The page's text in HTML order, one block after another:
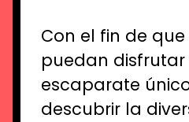
Con el fin de
puedan disfrutar
escaparate
descubrir la